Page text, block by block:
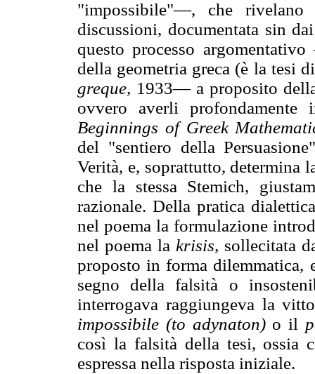
"impossibile"—, che rivelano
discussioni, documentata sin
questo processo
della geometria greca (è la
greque, 1933— a proposito
ovvero averli profondamente
Beginnings of Greek
del "sentiero della
Verità, e, soprattutto, determina
che la stessa Stemich,
razionale. Della pratica
nel poema la formulazione
nel poema la krisis, sollecitata
proposto in forma dilemmatica,
segno della falsità o
interrogava raggiungeva la
impossibile (to adynaton)o il
così la falsità della tesi, ossia
espressa nella risposta iniziale.